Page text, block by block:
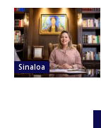
Sinaloa